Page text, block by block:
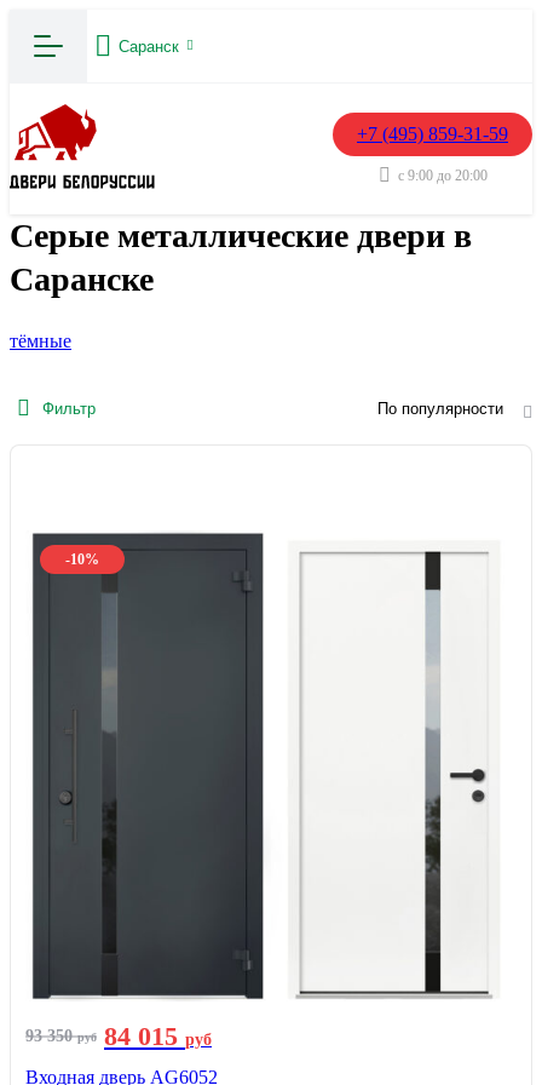
Саранск
+7 (495) 859-31-59
с 9:00 до 20:00
Серые металлические двери в
Саранске
тёмные
Фильтр По популярности
-10%
93 350руб 84 015 руб
Входная дверь AG6052